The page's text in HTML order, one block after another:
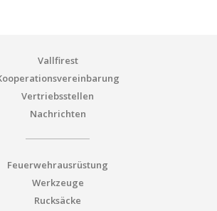
Vallfirest
Vertriebsstellen
Nachrichten
Feuerwehrausrüstung
Werkzeuge
Rucksäcke